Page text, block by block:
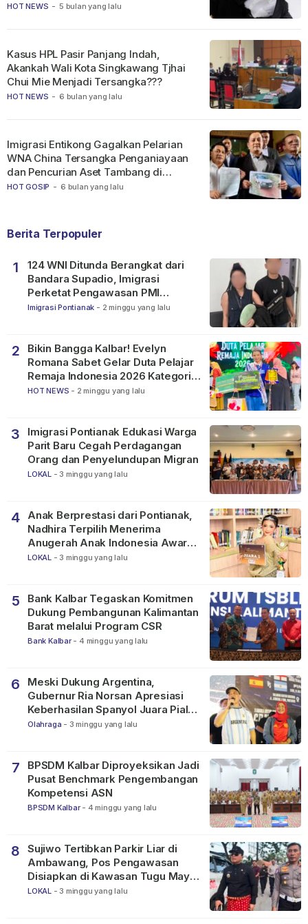
HOT NEWS - 5 bulan yang lalu
HOT NEWS - 6 bulan yang lalu
Kasus HPL Pasir Panjang Indah,
Akankah Wali Kota Singkawang Tjhai
Chui Mie Menjadi Tersangka???
HOT GOSIP - 6 bulan yang lalu
Imigrasi Entikong Gagalkan Pelarian
WNA China Tersangka Penganiayaan
dan Pencurian Aset Tambang di
Ketapang
Berita Terpopuler
1
124 WNI Ditunda Berangkat dari
Bandara Supadio, Imigrasi
Perketat Pengawasan PMI
Nonprosedural
Imigrasi Pontianak - 2 minggu yang lalu
2
Bikin Bangga Kalbar! Evelyn
Romana Sabet Gelar Duta Pelajar
Remaja Indonesia 2026 Kategori
SMP
HOT NEWS - 2 minggu yang lalu
3
Imigrasi Pontianak Edukasi Warga
Parit Baru Cegah Perdagangan
Orang dan Penyelundupan Migran
LOKAL - 3 minggu yang lalu
4
Anak Berprestasi dari Pontianak,
Nadhira Terpilih Menerima
Anugerah Anak Indonesia Awards
2026
LOKAL - 3 minggu yang lalu
5
Bank Kalbar Tegaskan Komitmen
Dukung Pembangunan Kalimantan
Barat melalui Program CSR
Bank Kalbar - 4 minggu yang lalu
6
Meski Dukung Argentina,
Gubernur Ria Norsan Apresiasi
Keberhasilan Spanyol Juara Piala
Dunia FIFA 2026
Olahraga - 3 minggu yang lalu
7
BPSDM Kalbar Diproyeksikan Jadi
Pusat Benchmark Pengembangan
Kompetensi ASN
BPSDM Kalbar - 4 minggu yang lalu
8
Sujiwo Tertibkan Parkir Liar di
Ambawang, Pos Pengawasan
Disiapkan di Kawasan Tugu Mayor
Alianyang
LOKAL - 3 minggu yang lalu